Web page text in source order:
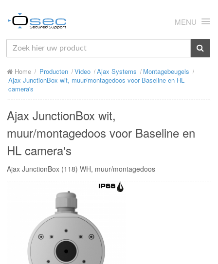
MENU
HOME
OVER ONS
PRODUCTEN
SUPPORT
RMA
INLOGGEN
Home Producten Video Ajax Systems
Montagebeugels
Ajax JunctionBox wit, muur/montagedoos voor Baseline en HL
camera's
Ajax JunctionBox wit,
muur/montagedoos voor Baseline en
HL camera's
Ajax JunctionBox (118) WH, muur/montagedoos